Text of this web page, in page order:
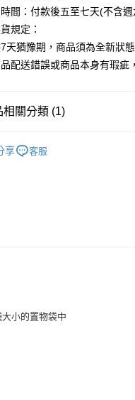
方式
請先詢問庫存
間：付款後五至七天(不含週
規定：
天猶豫期，商品須為全新狀
配送錯誤或商品本身有瑕疵
相關分類 (1)
享
客服
小的置物袋中